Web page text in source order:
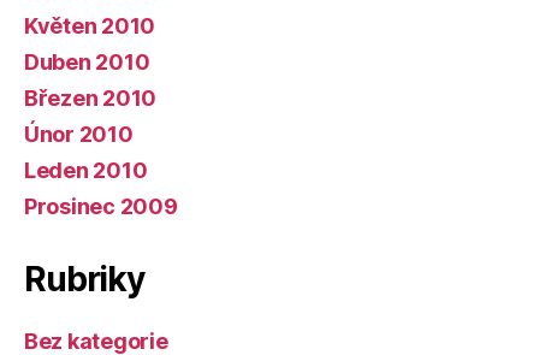
Květen 2010
Duben 2010
Březen 2010
Únor 2010
Leden 2010
Prosinec 2009
Rubriky
Bez kategorie